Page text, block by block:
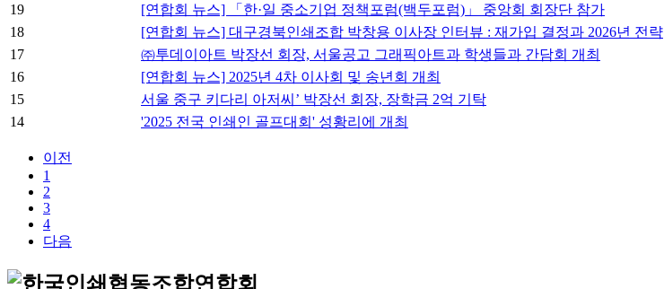
19
[연합회 뉴스] 「한·일 중소기업 정책포럼(백두포럼)」 중앙회 회장단 참가
18
[연합회 뉴스] 대구경북인쇄조합 박창용 이사장 인터뷰 : 재가입 결정과 2026년 전략
17
㈜투데이아트 박장선 회장, 서울공고 그래픽아트과 학생들과 간담회 개최
16
[연합회 뉴스] 2025년 4차 이사회 및 송년회 개최
15
서울 중구 키다리 아저씨’ 박장선 회장, 장학금 2억 기탁
14
'2025 전국 인쇄인 골프대회' 성황리에 개최
이전
1
2
3
4
다음